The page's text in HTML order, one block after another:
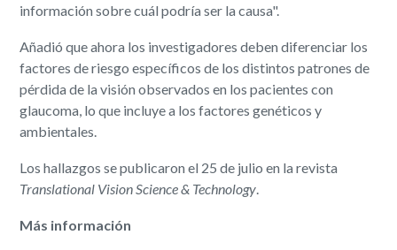
información sobre cuál podría ser la causa".
Añadió que ahora los investigadores deben diferenciar los
factores de riesgo específicos de los distintos patrones de
pérdida de la visión observados en los pacientes con
glaucoma, lo que incluye a los factores genéticos y
ambientales.
Los hallazgos se publicaron el 25 de julio en la revista
Translational Vision Science & Technology
Más información